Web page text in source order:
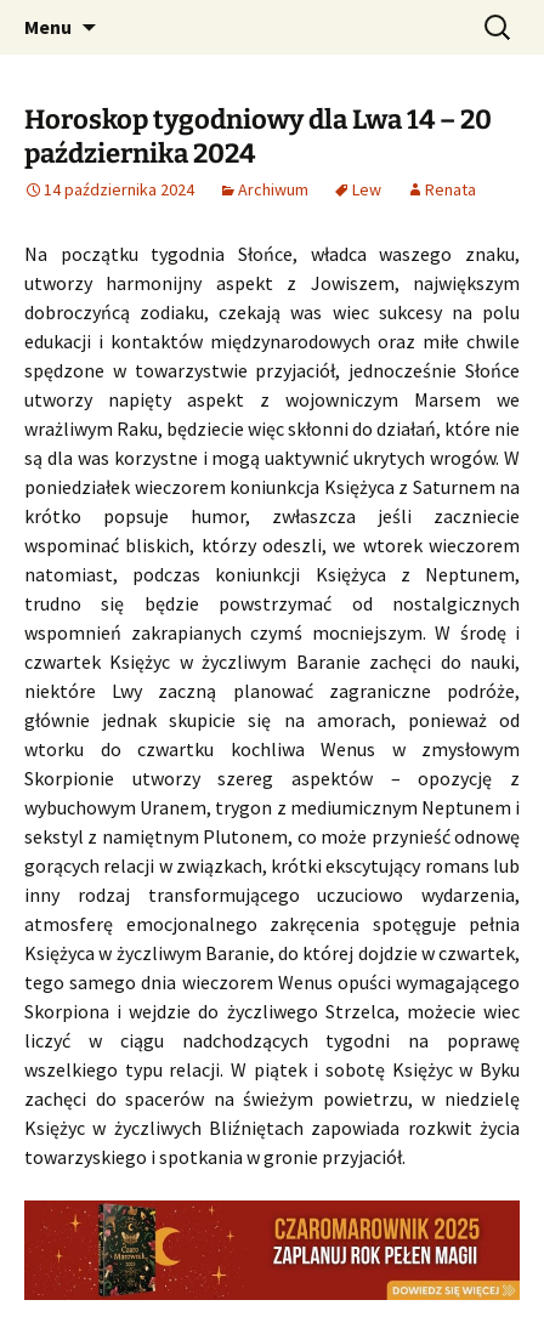
CzaroMarowy horoskop
dzienny, miesięczny i
tygodniowy
Profesjonalne przepowiednie astrologiczne
Menu Szukaj:
Horoskop tygodniowy dla Lwa 14 – 20
października 2024
14 października 2024 Archiwum Lew Renata
Na początku tygodnia Słońce, władca waszego znaku,
utworzy harmonijny aspekt z Jowiszem, największym
dobroczyńcą zodiaku, czekają was wiec sukcesy na polu
edukacji i kontaktów międzynarodowych oraz miłe chwile
spędzone w towarzystwie przyjaciół, jednocześnie Słońce
utworzy napięty aspekt z wojowniczym Marsem we
wrażliwym Raku, będziecie więc skłonni do działań, które nie
są dla was korzystne i mogą uaktywnić ukrytych wrogów. W
poniedziałek wieczorem koniunkcja Księżyca z Saturnem na
krótko popsuje humor, zwłaszcza jeśli zaczniecie
wspominać bliskich, którzy odeszli, we wtorek wieczorem
natomiast, podczas koniunkcji Księżyca z Neptunem,
trudno się będzie powstrzymać od nostalgicznych
wspomnień zakrapianych czymś mocniejszym. W środę i
czwartek Księżyc w życzliwym Baranie zachęci do nauki,
niektóre Lwy zaczną planować zagraniczne podróże,
głównie jednak skupicie się na amorach, ponieważ od
wtorku do czwartku kochliwa Wenus w zmysłowym
Skorpionie utworzy szereg aspektów – opozycję z
wybuchowym Uranem, trygon z mediumicznym Neptunem i
sekstyl z namiętnym Plutonem, co może przynieść odnowę
gorących relacji w związkach, krótki ekscytujący romans lub
inny rodzaj transformującego uczuciowo wydarzenia,
atmosferę emocjonalnego zakręcenia spotęguje pełnia
Księżyca w życzliwym Baranie, do której dojdzie w czwartek,
tego samego dnia wieczorem Wenus opuści wymagającego
Skorpiona i wejdzie do życzliwego Strzelca, możecie wiec
liczyć w ciągu nadchodzących tygodni na poprawę
wszelkiego typu relacji. W piątek i sobotę Księżyc w Byku
zachęci do spacerów na świeżym powietrzu, w niedzielę
Księżyc w życzliwych Bliźniętach zapowiada rozkwit życia
towarzyskiego i spotkania w gronie przyjaciół.